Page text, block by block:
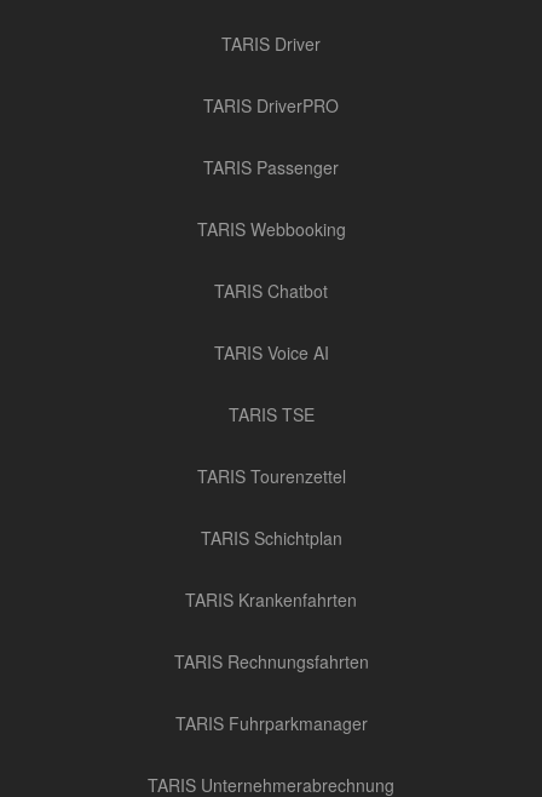
TARIS Driver
TARIS DriverPRO
TARIS Passenger
TARIS Webbooking
TARIS Chatbot
TARIS Voice AI
TARIS TSE
TARIS Tourenzettel
TARIS Schichtplan
TARIS Krankenfahrten
TARIS Rechnungsfahrten
TARIS Fuhrparkmanager
TARIS Unternehmerabrechnung